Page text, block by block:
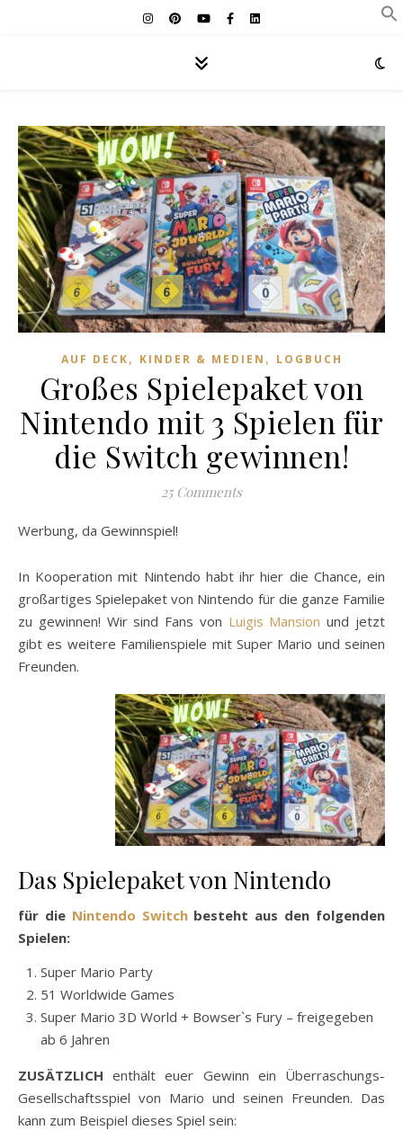
AUF DECK, KINDER & MEDIEN , LOGBUCH
Großes Spielepaket von
Nintendo mit 3 Spielen für
die Switch gewinnen!
25 Comments
Werbung, da Gewinnspiel!
In Kooperation mit Nintendo habt ihr hier die Chance, ein
großartiges Spielepaket von Nintendo für die ganze Familie
zu gewinnen! Wir sind Fans von Luigis Mansion und jetzt
gibt es weitere Familienspiele mit Super Mario und seinen
Freunden.
Das Spielepaket von Nintendo
für die Nintendo Switchbesteht aus den folgenden
Spielen:
Super Mario Party
51 Worldwide Games
Super Mario 3D World + Bowser`s Fury – freigegeben
ab 6 Jahren
ZUSÄTZLICH enthält euer Gewinn ein Überraschungs-
Gesellschaftsspiel von Mario und seinen Freunden. Das
kann zum Beispiel dieses Spiel sein: